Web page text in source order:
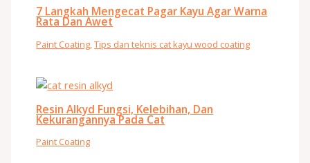
7 Langkah Mengecat Pagar Kayu Agar Warna
Rata Dan Awet
Paint Coating,Tips dan teknis cat kayu wood coating
Resin Alkyd Fungsi, Kelebihan, Dan
Kekurangannya Pada Cat
Paint Coating